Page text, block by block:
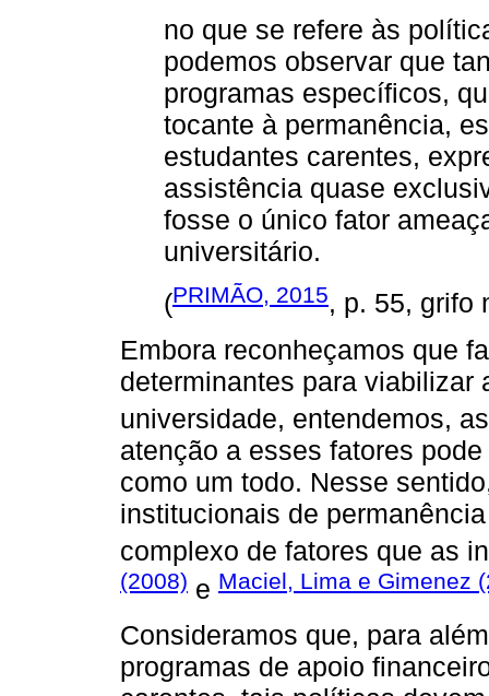
no que se refere às
podemos observar que
programas específicos,
tocante à permanência,
estudantes carentes,
assistência quase
fosse o único fator
universitário.
(PRIMÃO, 2015, p. 55, grifo
Embora reconheçamos que
determinantes para viabilizar
universidade, entendemos,
atenção a esses fatores
como um todo. Nesse
institucionais de
complexo de fatores que as
(2008) e Maciel, Lima e Gimenez
Consideramos que, para
programas de apoio